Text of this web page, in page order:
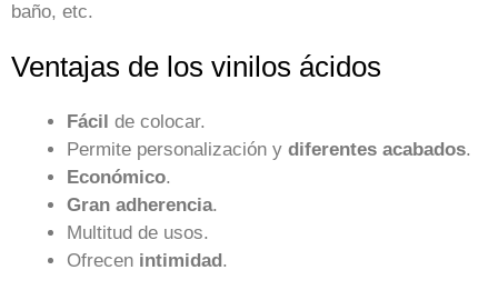
baño, etc.
Ventajas de los vinilos ácidos
Fácil de colocar.
Permite personalización ydiferentes acabados.
Económico.
Gran adherencia.
Multitud de usos.
Ofrecen intimidad.